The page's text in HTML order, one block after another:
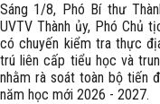
Sáng 1/8, Phó Bí thư
UVTV Thành ủy, Phó Chủ
có chuyến kiểm tra thực
trú liên cấp tiểu học và
nhằm rà soát toàn bộ tiến
năm học mới 2026 - 2027.